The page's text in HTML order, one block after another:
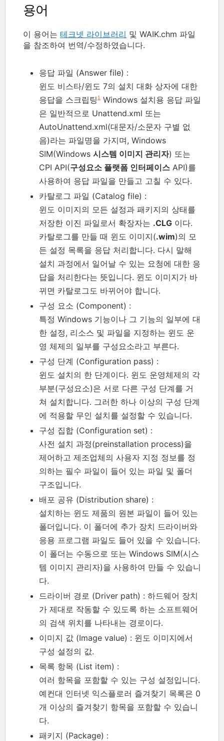
용어
이 용어는 테크넷 라이브러리 및 WAIK.chm 파일
을 참조하여 번역/수정하였습니다.
응답 파일 (Answer file) :
윈도 비스타/윈도 7의 설치 대화 상자에 대한
응답을 스크립팅1 Windows 설치용 응답 파일
은 일반적으로 Unattend.xml 또는
AutoUnattend.xml(대문자/소문자 구별 없
음)라는 파일명을 가지며, Windows
SIM(Windows 시스템 이미지 관리자) 또는
CPI API(구성요소 플랫폼 인터페이스 API)를
사용하여 응답 파일을 만들고 고칠 수 있다.
카탈로그 파일 (Catalog file) :
윈도 이미지의 모든 설정과 패키지의 상태를
저장한 이진 파일로서 확장자는 .CLG 이다.
카탈로그를 만들 때 윈도 이미지(.wim)의 모
든 설정 목록을 응답 처리합니다. 다시 말해
설치 과정에서 일어날 수 있는 요청에 대한 응
답을 처리한다는 뜻입니다. 윈도 이미지가 바
뀌면 카탈로그도 바뀌어야 합니다.
구성 요소 (Component) :
특정 Windows 기능이나 그 기능의 일부에 대
한 설정, 리소스 및 파일을 지정하는 윈도 운
영 체제의 일부를 구성요소라고 부른다.
구성 단계 (Configuration pass) :
윈도 설치의 한 단계이다. 윈도 운영체제의 각
부분(구성요소)은 서로 다른 구성 단계를 거
쳐 설치합니다. 그러한 하나 이상의 구성 단계
에 적용할 무인 설치를 설정할 수 있습니다.
구성 집합 (Configuration set) :
사전 설치 과정(preinstallation process)을
제어하고 제조업체의 사용자 지정 정보를 정
의하는 필수 파일이 들어 있는 파일 및 폴더
구조입니다.
배포 공유 (Distribution share) :
설치하는 윈도 제품의 원본 파일이 들어 있는
폴더입니다. 이 폴더에 추가 장치 드라이버와
응용 프로그램 파일도 들어 있을 수 있습니다.
이 폴더는 수동으로 또는 Windows SIM(시스
템 이미지 관리자)을 사용하여 만들 수 있습니
다.
드라이버 경로 (Driver path) : 하드웨어 장치
가 제대로 작동할 수 있도록 하는 소프트웨어
의 검색 위치를 나타내는 경로이다.
이미지 값 (Image value) : 윈도 이미지에서
구성 설정의 값.
목록 항목 (List item) :
여러 항목을 포함할 수 있는 구성 설정입니다.
예컨대 인터넷 익스플로러 즐겨찾기 목록은 0
개 이상의 즐겨찾기 항목을 포함할 수 있습니
다.
패키지 (Package) :